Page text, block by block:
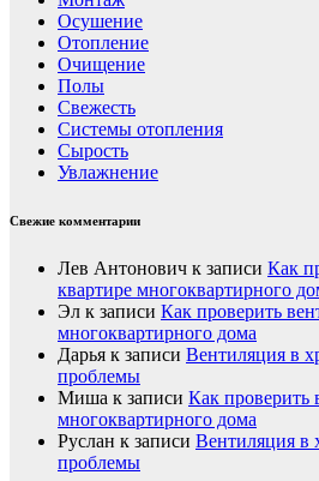
Осушение
Отопление
Очищение
Полы
Свежесть
Системы отопления
Сырость
Увлажнение
Свежие комментарии
Лев Антонович к записи Как
квартире многоквартирного
Эл к записи Как проверить
многоквартирного дома
Дарья к записи Вентиляция в
проблемы
Миша к записи Как проверить
многоквартирного дома
Руслан к записи Вентиляция в
проблемы